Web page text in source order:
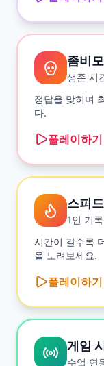
좀비
생존 시
정답을 맞히며
다.
플레이하기
스피
1인 기
시간이 갈수록
을 노려보세요.
플레이하기
게임
수업 연